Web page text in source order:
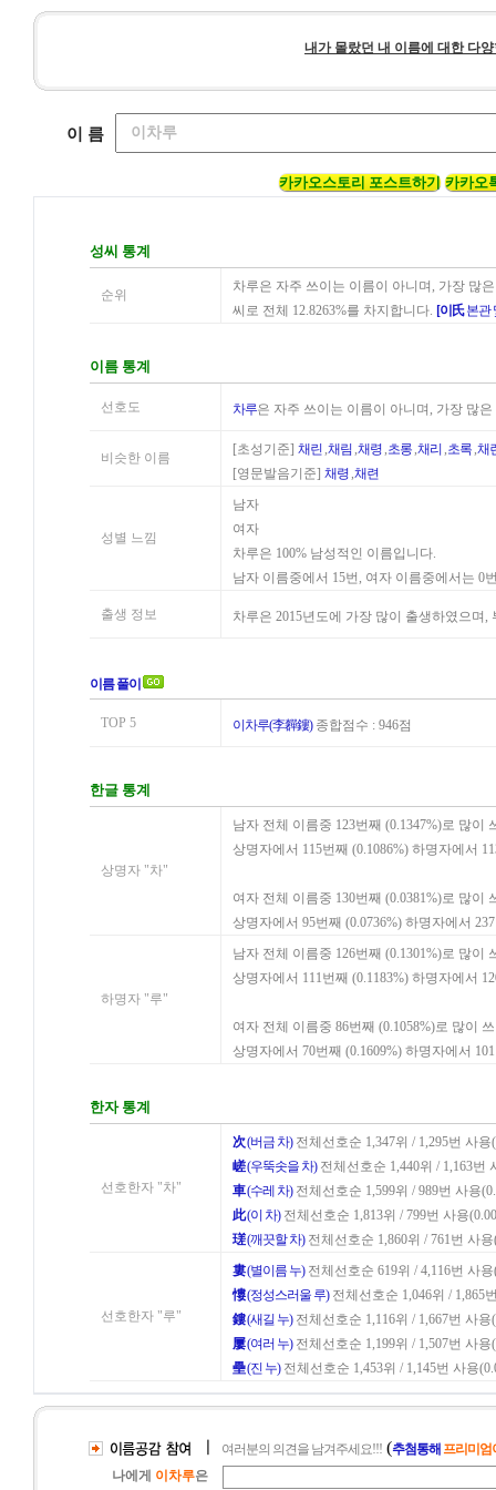
내가 몰랐던 내 이름에 대한 다
이 름
카카오스토리 포스트하기 카카오
성씨 통계
순위
차루은 자주 쓰이는 이름이 아니며, 가장 많
씨로 전체 12.8263%를 차지합니다. [이氏본관
이름 통계
선호도 차루은 자주 쓰이는 이름이 아니며, 가장 많
비슷한 이름
[초성기준] 채린,채림 ,채령,초롱,채리 ,초록,채
[영문발음기준] 채령,채련
성별 느낌
남자
여자
차루은 100% 남성적인 이름입니다.
남자 이름중에서 15번, 여자 이름중에서는 0
출생 정보 차루은 2015년도에 가장 많이 출생하였으며
이름 풀이
TOP 5 이차루(李奲鏤)종합점수 : 946점
한글 통계
상명자 "차"
남자 전체 이름중 123번째 (0.1347%)로 많이
상명자에서 115번째 (0.1086%) 하명자에서
여자 전체 이름중 130번째 (0.0381%)로 많이
상명자에서 95번째 (0.0736%) 하명자에서
하명자 "루"
남자 전체 이름중 126번째 (0.1301%)로 많이
상명자에서 111번째 (0.1183%) 하명자에서
여자 전체 이름중 86번째 (0.1058%)로 많이
상명자에서 70번째 (0.1609%) 하명자에서
한자 통계
선호한자 "차"
次(버금 차)전체선호순 1,347위 / 1,295번 사용
嵯(우뚝솟을 차)전체선호순 1,440위 / 1,163번
車(수레 차)전체선호순 1,599위 / 989번 사용
此(이 차)전체선호순 1,813위 / 799번 사용
瑳(깨끗할 차)전체선호순 1,860위 / 761번 사용
선호한자 "루"
婁(별이름 누)전체선호순 619위 / 4,116번 사용
慺(정성스러울 루)전체선호순 1,046위 / 1,865
鏤(새길 누)전체선호순 1,116위 / 1,667번 사용
屢(여러 누)전체선호순 1,199위 / 1,507번 사용
壘(진 누)전체선호순 1,453위 / 1,145번 사용
여러분의 의견을 남겨주세요!!! (추첨통해 프리미엄
나에게 이차루은